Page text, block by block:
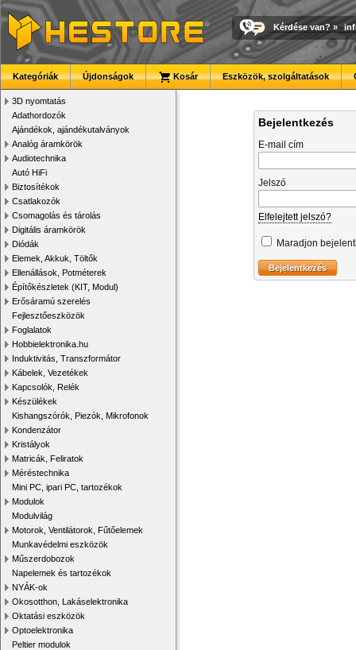
Kérdése van? »
Kategóriák Újdonságok Kosár Eszközök, szolgáltatások
3D nyomtatás
Adathordozók
Ajándékok, ajándékutalványok
Analóg áramkörök
Audiotechnika
Autó HiFi
Biztosítékok
Csatlakozók
Csomagolás és tárolás
Digitális áramkörök
Diódák
Elemek, Akkuk, Töltők
Ellenállások, Potméterek
Építőkészletek (KIT, Modul)
Erősáramú szerelés
Fejlesztőeszközök
Foglalatok
Hobbielektronika.hu
Induktivitás, Transzformátor
Kábelek, Vezetékek
Kapcsolók, Relék
Készülékek
Kishangszórók, Piezók, Mikrofonok
Kondenzátor
Kristályok
Matricák, Feliratok
Méréstechnika
Mini PC, ipari PC, tartozékok
Modulok
Modulvilág
Motorok, Ventilátorok, Fűtőelemek
Munkavédelmi eszközök
Műszerdobozok
Napelemek és tartozékok
NYÁK-ok
Okosotthon, Lakáselektronika
Oktatási eszközök
Optoelektronika
Peltier modulok
Bejelentkezés
E-mail cím
Jelszó
Elfelejtett jelszó?
Maradjon